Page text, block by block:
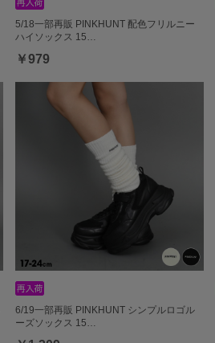
5/18一部再販 PINKHUNT 配色フリルニー
ハイソックス 15…
￥979
6/19一部再販 PINKHUNT シンプルロゴル
ーズソックス 15…